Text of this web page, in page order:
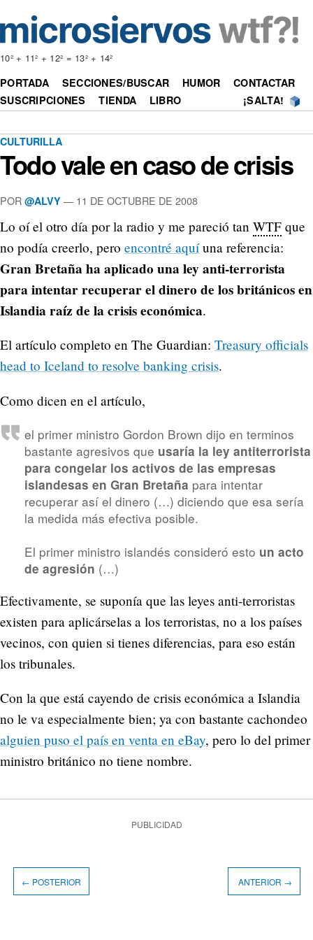
10² + 11² + 12² = 13² + 14²
PORTADA SECCIONES/BUSCAR HUMOR
CONTACTAR
SUSCRIPCIONES
TIENDA LIBRO ¡SALTA!
CULTURILLA
Todo vale en caso de crisis
POR @ALVY —11 DE OCTUBRE DE 2008
Lo oí el otro día por la radio y me pareció tan WTF que
no podía creerlo, pero encontré aquíuna referencia:
Gran Bretaña ha aplicado una ley anti-terrorista
para intentar recuperar el dinero de los británicos en
Islandia raíz de la crisis económica.
El artículo completo en The Guardian: Treasury officials
head to Iceland to resolve banking crisis.
Como dicen en el artículo,
el primer ministro Gordon Brown dijo en terminos
bastante agresivos que usaría la ley antiterrorista
para congelar los activos de las empresas
islandesas en Gran Bretaña para intentar
recuperar así el dinero (…) diciendo que esa sería
la medida más efectiva posible.
El primer ministro islandés consideró esto un acto
de agresión (…)
Efectivamente, se suponía que las leyes anti-terroristas
existen para aplicárselas a los terroristas, no a los países
vecinos, con quien si tienes diferencias, para eso están
los tribunales.
Con la que está cayendo de crisis económica a Islandia
no le va especialmente bien; ya con bastante cachondeo
alguien puso el país en venta en eBay, pero lo del primer
ministro británico no tiene nombre.
PUBLICIDAD
← POSTERIOR ANTERIOR →